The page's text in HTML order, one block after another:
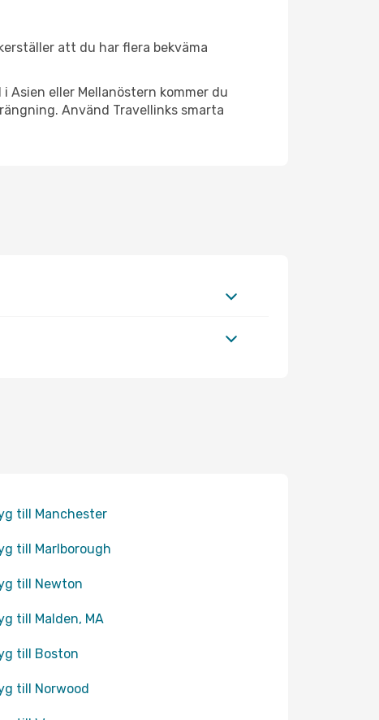
att du har flera bekväma
Asien eller Mellanöstern kommer du
Använd Travellinks smarta
till Manchester
till Marlborough
till Newton
till Malden, MA
till Boston
till Norwood